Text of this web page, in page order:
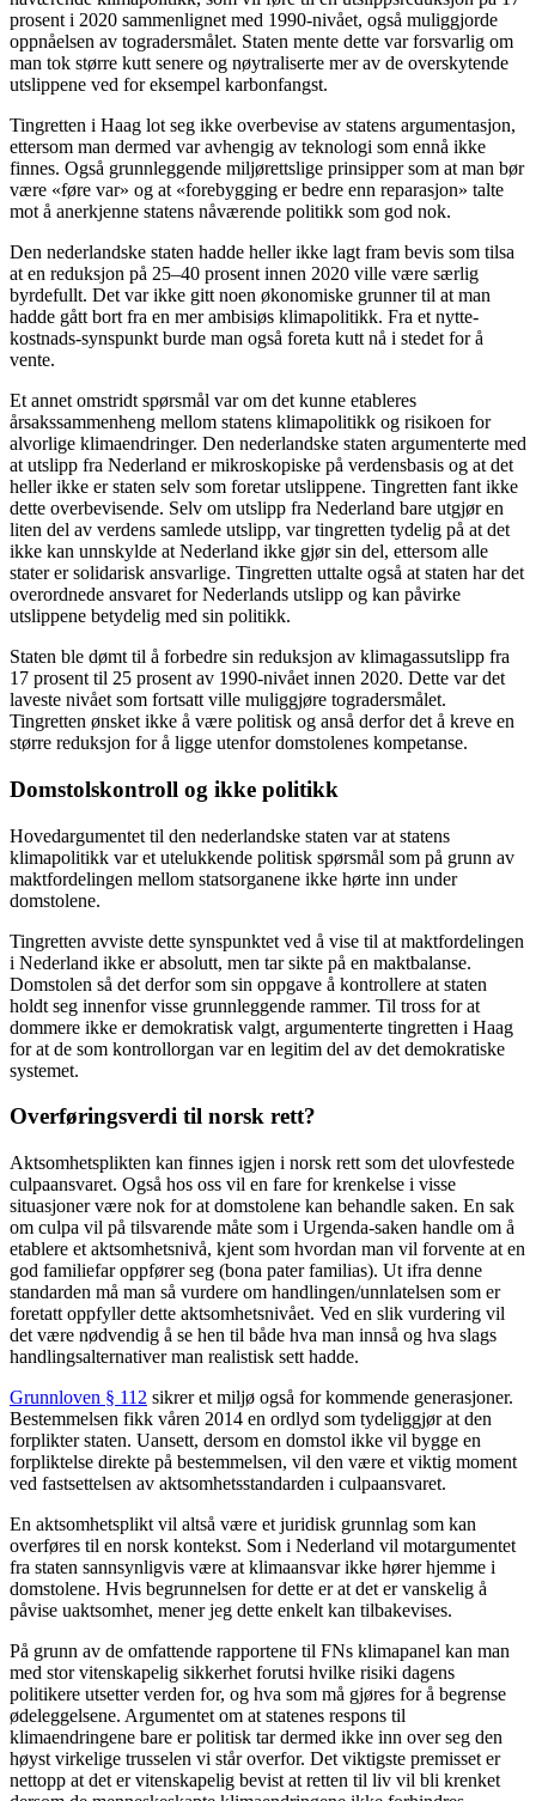
prosent i 2020 sammenlignet med 1990-nivået, også muliggjorde
oppnåelsen av togradersmålet. Staten mente dette var forsvarlig om
man tok større kutt senere og nøytraliserte mer av de overskytende
utslippene ved for eksempel karbonfangst.
Tingretten i Haag lot seg ikke overbevise av statens argumentasjon,
ettersom man dermed var avhengig av teknologi som ennå ikke
finnes. Også grunnleggende miljørettslige prinsipper som at man bør
være «føre var» og at «forebygging er bedre enn reparasjon» talte
mot å anerkjenne statens nåværende politikk som god nok.
Den nederlandske staten hadde heller ikke lagt fram bevis som tilsa
at en reduksjon på 25–40 prosent innen 2020 ville være særlig
byrdefullt. Det var ikke gitt noen økonomiske grunner til at man
hadde gått bort fra en mer ambisiøs klimapolitikk. Fra et nytte-
kostnads-synspunkt burde man også foreta kutt nå i stedet for å
vente.
Et annet omstridt spørsmål var om det kunne etableres
årsakssammenheng mellom statens klimapolitikk og risikoen for
alvorlige klimaendringer. Den nederlandske staten argumenterte med
at utslipp fra Nederland er mikroskopiske på verdensbasis og at det
heller ikke er staten selv som foretar utslippene. Tingretten fant ikke
dette overbevisende. Selv om utslipp fra Nederland bare utgjør en
liten del av verdens samlede utslipp, var tingretten tydelig på at det
ikke kan unnskylde at Nederland ikke gjør sin del, ettersom alle
stater er solidarisk ansvarlige. Tingretten uttalte også at staten har det
overordnede ansvaret for Nederlands utslipp og kan påvirke
utslippene betydelig med sin politikk.
Staten ble dømt til å forbedre sin reduksjon av klimagassutslipp fra
17 prosent til 25 prosent av 1990-nivået innen 2020. Dette var det
laveste nivået som fortsatt ville muliggjøre togradersmålet.
Tingretten ønsket ikke å være politisk og anså derfor det å kreve en
større reduksjon for å ligge utenfor domstolenes kompetanse.
Domstolskontroll og ikke politikk
Hovedargumentet til den nederlandske staten var at statens
klimapolitikk var et utelukkende politisk spørsmål som på grunn av
maktfordelingen mellom statsorganene ikke hørte inn under
domstolene.
Tingretten avviste dette synspunktet ved å vise til at maktfordelingen
i Nederland ikke er absolutt, men tar sikte på en maktbalanse.
Domstolen så det derfor som sin oppgave å kontrollere at staten
holdt seg innenfor visse grunnleggende rammer. Til tross for at
dommere ikke er demokratisk valgt, argumenterte tingretten i Haag
for at de som kontrollorgan var en legitim del av det demokratiske
systemet.
Overføringsverdi til norsk rett?
Aktsomhetsplikten kan finnes igjen i norsk rett som det ulovfestede
culpaansvaret. Også hos oss vil en fare for krenkelse i visse
situasjoner være nok for at domstolene kan behandle saken. En sak
om culpa vil på tilsvarende måte som i Urgenda-saken handle om å
etablere et aktsomhetsnivå, kjent som hvordan man vil forvente at en
god familiefar oppfører seg (bona pater familias). Ut ifra denne
standarden må man så vurdere om handlingen/unnlatelsen som er
foretatt oppfyller dette aktsomhetsnivået. Ved en slik vurdering vil
det være nødvendig å se hen til både hva man innså og hva slags
handlingsalternativer man realistisk sett hadde.
Grunnloven § 112 sikrer et miljø også for kommende generasjoner.
Bestemmelsen fikk våren 2014 en ordlyd som tydeliggjør at den
forplikter staten. Uansett, dersom en domstol ikke vil bygge en
forpliktelse direkte på bestemmelsen, vil den være et viktig moment
ved fastsettelsen av aktsomhetsstandarden i culpaansvaret.
En aktsomhetsplikt vil altså være et juridisk grunnlag som kan
overføres til en norsk kontekst. Som i Nederland vil motargumentet
fra staten sannsynligvis være at klimaansvar ikke hører hjemme i
domstolene. Hvis begrunnelsen for dette er at det er vanskelig å
påvise uaktsomhet, mener jeg dette enkelt kan tilbakevises.
På grunn av de omfattende rapportene til FNs klimapanel kan man
med stor vitenskapelig sikkerhet forutsi hvilke risiki dagens
politikere utsetter verden for, og hva som må gjøres for å begrense
ødeleggelsene. Argumentet om at statenes respons til
klimaendringene bare er politisk tar dermed ikke inn over seg den
høyst virkelige trusselen vi står overfor. Det viktigste premisset er
nettopp at det er vitenskapelig bevist at retten til liv vil bli krenket